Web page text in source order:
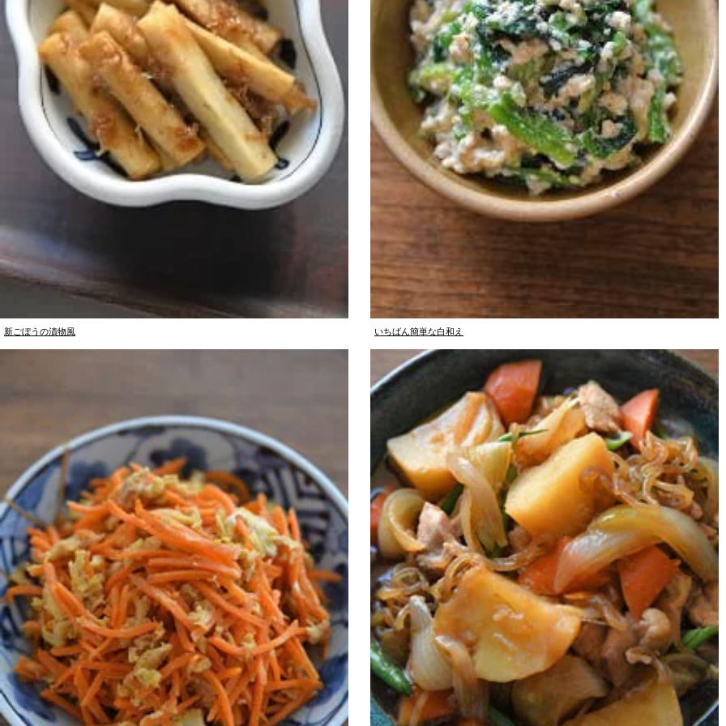
新ごぼうの漬物風 いちばん簡単な白和え